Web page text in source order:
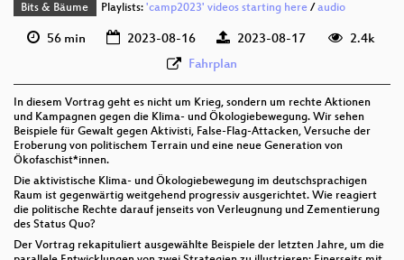
Bits & Bäume Playlists: 'camp2023' videos starting here/ audio
56 min 2023-08-16 2023-08-17
2.4k
Fahrplan
In diesem Vortrag geht es nicht um Krieg, sondern um rechte Aktionen
und Kampagnen gegen die Klima- und Ökologiebewegung. Wir sehen
Beispiele für Gewalt gegen Aktivisti, False-Flag-Attacken, Versuche der
Eroberung von politischem Terrain und eine neue Generation von
Ökofaschist*innen.
Die aktivistische Klima- und Ökologiebewegung im deutschsprachigen
Raum ist gegenwärtig weitgehend progressiv ausgerichtet. Wie reagiert
die politische Rechte darauf jenseits von Verleugnung und Zementierung
des Status Quo?
Der Vortrag rekapituliert ausgewählte Beispiele der letzten Jahre, um die